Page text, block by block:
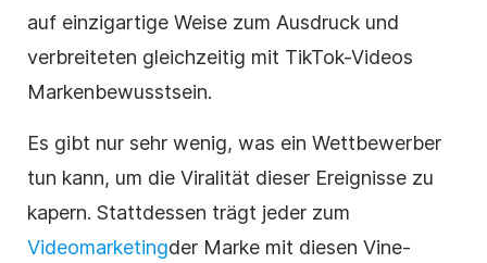
auf einzigartige Weise zum Ausdruck und
verbreiteten gleichzeitig mit TikTok-Videos
Markenbewusstsein.
Es gibt nur sehr wenig, was ein Wettbewerber
tun kann, um die Viralität dieser Ereignisse zu
kapern. Stattdessen trägt jeder zum
Videomarketingder Marke mit diesen Vine-